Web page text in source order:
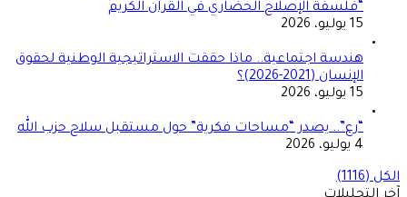
“فلسفة الإصلاح الحضاري في القرآن الكريم
15 يوليو، 2026
هندسة اجتماعية.. ماذا حققت الاستراتيجية الوطنية لحقوق
الإنسان (2021-2026)؟
15 يوليو، 2026
“رع”.. يصدر “مساحات فكرية” حول مستقبل سلاح حزب الله
4 يوليو، 2026
الكل (1116)